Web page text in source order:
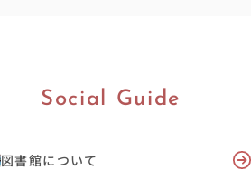
Social Guide
図書館について